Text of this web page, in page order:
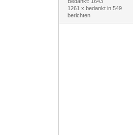
1261 x bedankt in 549
berichten